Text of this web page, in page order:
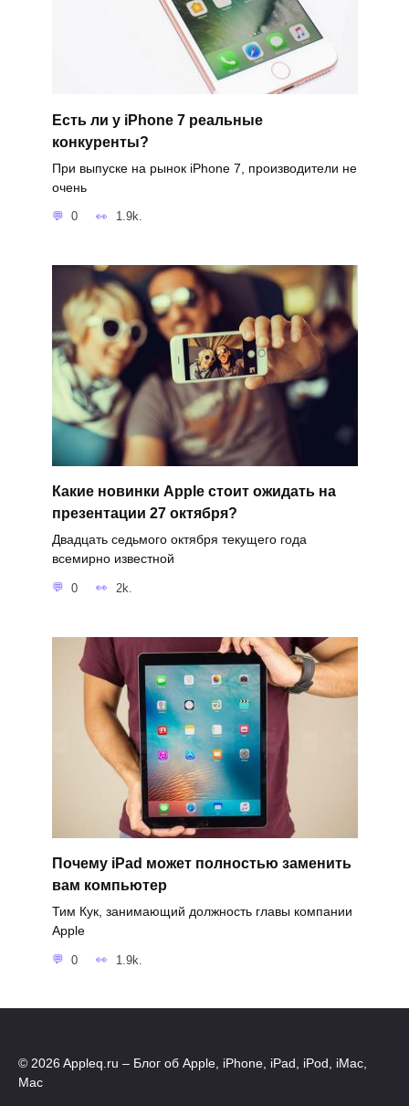
Есть ли у iPhone 7 реальные
конкуренты?
При выпуске на рынок iPhone 7, производители не
очень
0 1.9k.
Какие новинки Apple стоит ожидать на
презентации 27 октября?
Двадцать седьмого октября текущего года
всемирно известной
0 2k.
Почему iPad может полностью заменить
вам компьютер
Тим Кук, занимающий должность главы компании
Apple
0 1.9k.
© 2026 Appleq.ru – Блог об Apple, iPhone, iPad, iPod, iMac,
Mac